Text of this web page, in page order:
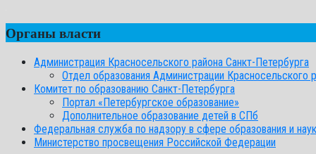
Органы власти
Администрация Красносельского района Санкт-Петербурга
Отдел образования Администрации Красносельского
Комитет по образованию Санкт-Петербурга
Портал «Петербургское образование»
Дополнительное образование детей в СПб
Федеральная служба по надзору в сфере образования и
Министерство просвещения Российской Федерации